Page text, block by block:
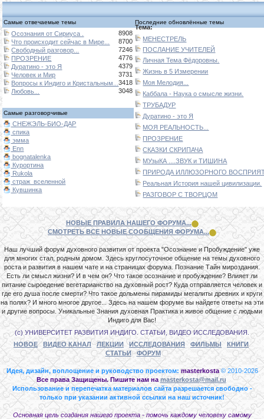
Самые отвечаемые темы Последние обновлённые темы
Осознания от Сириуса .
8908
Что происходит сейчас в Мире...
8700
Свободный разговор...
7246
ПРОЗРЕНИЕ
4776
Дуратино - это Я
4379
Человек и Мир
3731
Вопросы к Индиго и Кристальным...3418
Любовь...
3048
Тема:
МЕНЕСТРЕЛЬ
ПОСЛАНИЕ УЧИТЕЛЕЙ
Личная Тема Фёдоровны.
Жизнь в 5 Измерении
Моя Мелодия...
Каббала - Наука о смысле жизни.
ТРУБАДУР
Дуратино - это Я
МОЯ РЕАЛЬНОСТЬ...
ПРОЗРЕНИЕ
СКАЗКИ СКРИПАЧА
МУзыКА ....ЗВУК и ТИШИНА
ПРИРОДА ИЛЛЮЗОРНОГО
Реальная История нашей цивилизации.
РАЗГОВОР С ТВОРЦОМ
Самые разговорчивые
СНЕЖЭЛЬ-БИО-ДАР
спика
эмма
Enn
bognatalenka
Курортина
Rukola
страж_вселенной
Кувшинка
НОВЫЕ ПРАВИЛА НАШЕГО ФОРУМА...
СМОТРЕТЬ ВСЕ НОВЫЕ СООБЩЕНИЯ ФОРУМА...
Наш лучший форум духовного развития от проекта "Осознание и Пробуждение" уже
для многих стал, родным домом. Здесь круглосуточное общение на темы духовного
роста и развития в нашем чате и на страницах форума. Познание Тайн мироздания.
Есть ли смысл жизни? И в чем он? Что такое осознание и пробуждение? Влияет ли
питание сыроедение вегетарианство на духовный рост? Куда отправляется человек и
где его душа после смерти? Что такое дольмены пирамиды мегалиты древних и круги
на полях? И много многое другое... Здесь на нашем форуме вы найдете ответы на эти
и другие вопросы. Уникальные Знания духовная Практика и живое общение с людьми
Индиго для Вас!
(с) УНИВЕРСИТЕТ РАЗВИТИЯ ИНДИГО. СТАТЬИ, ВИДЕО ИССЛЕДОВАНИЯ.
НОВОЕ
ВИДЕО КАНАЛ ЛЕКЦИИ ИССЛЕДОВАНИЯ ФИЛЬМЫ
КНИГИ
СТАТЬИ
ФОРУМ
Идея, дизайн, воплощение и руководство проектом: masterkosta © 2010-2026
Все права Защищены. Пишите нам на masterkosta@mail.ru
Использование и перепечатка материалов сайта разрешается свободно -
только при указании активной ссылки на наш источник!
Основная цель создания нашего проекта - помочь каждому человеку самому